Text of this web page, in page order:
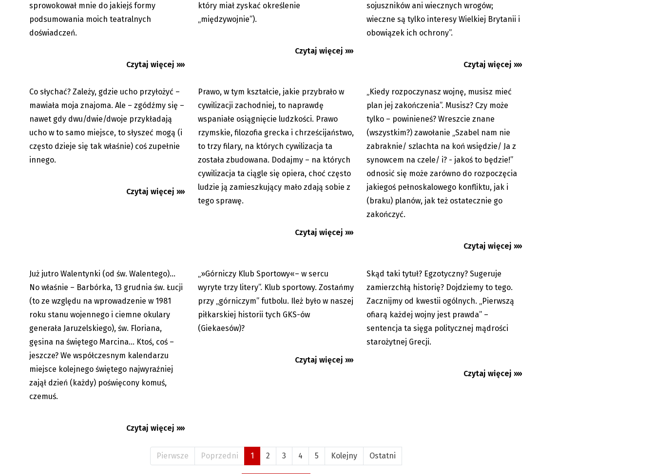
sprowokował mnie do jakiejś formy
podsumowania moich teatralnych
doświadczeń.
Czytaj więcej »»
który miał zyskać określenie
„międzywojnie”).
Czytaj więcej »»
sojuszników ani wiecznych wrogów;
wieczne są tylko interesy Wielkiej Brytanii i
obowiązek ich ochrony”.
Czytaj więcej »»
03.03.2026
Co słychać? Zależy, gdzie ucho przyłożyć –
mawiała moja znajoma. Ale – zgódźmy się –
nawet gdy dwu/dwie/dwoje przykładają
ucho w to samo miejsce, to słyszeć mogą (i
często dzieje się tak właśnie) coś zupełnie
innego.
Czytaj więcej »»
25.02.2026
Prawo, w tym kształcie, jakie przybrało w
cywilizacji zachodniej, to naprawdę
wspaniałe osiągnięcie ludzkości. Prawo
rzymskie, filozofia grecka i chrześcijaństwo,
to trzy filary, na których cywilizacja ta
została zbudowana. Dodajmy – na których
cywilizacja ta ciągle się opiera, choć często
ludzie ją zamieszkujący mało zdają sobie z
tego sprawę.
Czytaj więcej »»
17.02.2026
Pre-teksty i Kon-teksty Łęckiego:
Koniec wieńczy dzieło?
„Kiedy rozpoczynasz wojnę, musisz mieć
plan jej zakończenia”. Musisz? Czy może
tylko – powinieneś? Wreszcie znane
(wszystkim?) zawołanie „Szabel nam nie
zabraknie/ szlachta na koń wsiędzie/ Ja z
synowcem na czele/ i? - jakoś to będzie!”
odnosić się może zarówno do rozpoczęcia
jakiegoś pełnoskalowego konfliktu, jak i
(braku) planów, jak też ostatecznie go
zakończyć.
Czytaj więcej »»
10.02.2026
Już jutro Walentynki (od św. Walentego)...
No właśnie – Barbórka, 13 grudnia św. Łucji
(to ze względu na wprowadzenie w 1981
roku stanu wojennego i ciemne okulary
generała Jaruzelskiego), św. Floriana,
gęsina na świętego Marcina... Ktoś, coś –
jeszcze? We współczesnym kalendarzu
miejsce kolejnego świętego najwyraźniej
zajął dzień (każdy) poświęcony komuś,
czemuś.
Czytaj więcej »»
02.02.2026
„»Górniczy Klub Sportowy«– w sercu
wyryte trzy litery”. Klub sportowy. Zostańmy
przy „górniczym” futbolu. Ileż było w naszej
piłkarskiej historii tych GKS-ów
(Giekaesów)?
Czytaj więcej »»
27.01.2026
Pre-teksty i Kon-teksty Łęckiego:
Skąd taki tytuł? Egzotyczny? Sugeruje
zamierzchłą historię? Dojdziemy to tego.
Zacznijmy od kwestii ogólnych. „Pierwszą
ofiarą każdej wojny jest prawda” –
sentencja ta sięga politycznej mądrości
starożytnej Grecji.
Czytaj więcej »»
Pierwsze Poprzedni 1 2 3 4 5 Kolejny Ostatni